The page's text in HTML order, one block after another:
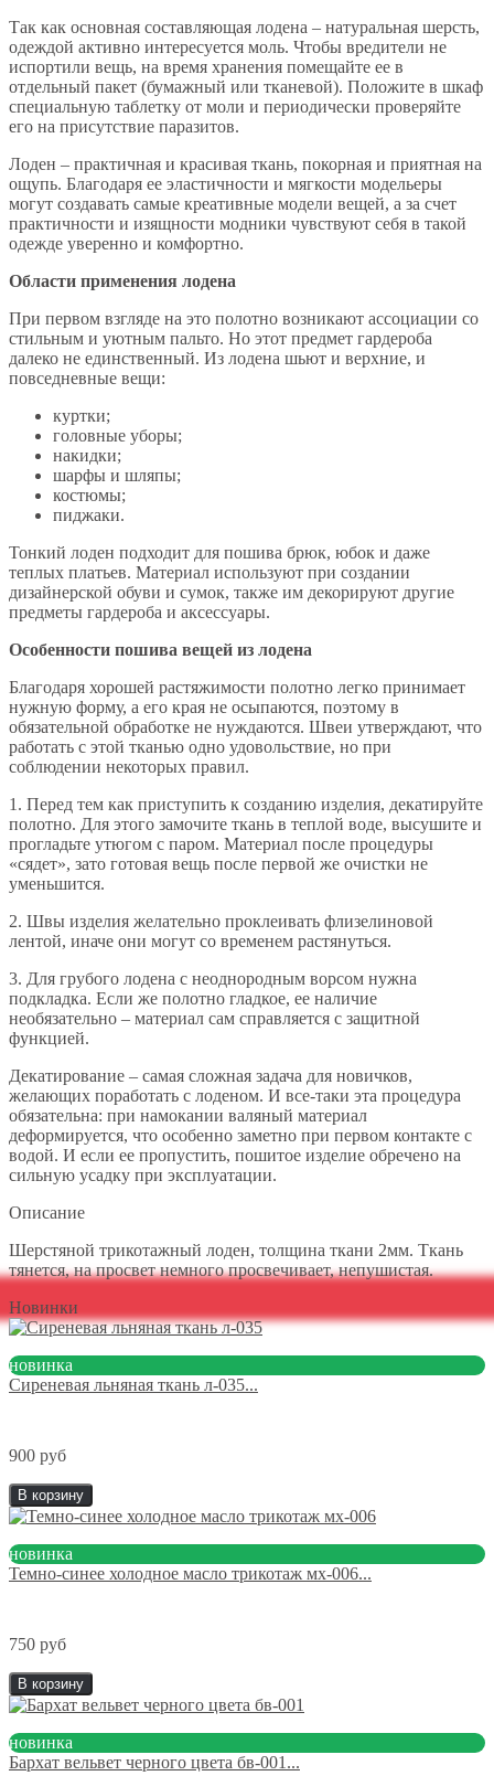
Так как основная составляющая лодена – натуральная шерсть,
одеждой активно интересуется моль. Чтобы вредители не
испортили вещь, на время хранения помещайте ее в
отдельный пакет (бумажный или тканевой). Положите в шкаф
специальную таблетку от моли и периодически проверяйте
его на присутствие паразитов.
Лоден – практичная и красивая ткань, покорная и приятная на
ощупь. Благодаря ее эластичности и мягкости модельеры
могут создавать самые креативные модели вещей, а за счет
практичности и изящности модники чувствуют себя в такой
одежде уверенно и комфортно.
Области применения лодена
При первом взгляде на это полотно возникают ассоциации со
стильным и уютным пальто. Но этот предмет гардероба
далеко не единственный. Из лодена шьют и верхние, и
повседневные вещи:
куртки;
головные уборы;
накидки;
шарфы и шляпы;
костюмы;
пиджаки.
Тонкий лоден подходит для пошива брюк, юбок и даже
теплых платьев. Материал используют при создании
дизайнерской обуви и сумок, также им декорируют другие
предметы гардероба и аксессуары.
Особенности пошива вещей из лодена
Благодаря хорошей растяжимости полотно легко принимает
нужную форму, а его края не осыпаются, поэтому в
обязательной обработке не нуждаются. Швеи утверждают, что
работать с этой тканью одно удовольствие, но при
соблюдении некоторых правил.
1. Перед тем как приступить к созданию изделия, декатируйте
полотно. Для этого замочите ткань в теплой воде, высушите и
прогладьте утюгом с паром. Материал после процедуры
«сядет», зато готовая вещь после первой же очистки не
уменьшится.
2. Швы изделия желательно проклеивать флизелиновой
лентой, иначе они могут со временем растянуться.
3. Для грубого лодена с неоднородным ворсом нужна
подкладка. Если же полотно гладкое, ее наличие
необязательно – материал сам справляется с защитной
функцией.
Декатирование – самая сложная задача для новичков,
желающих поработать с лоденом. И все-таки эта процедура
обязательна: при намокании валяный материал
деформируется, что особенно заметно при первом контакте с
водой. И если ее пропустить, пошитое изделие обречено на
сильную усадку при эксплуатации.
Описание
Шерстяной трикотажный лоден, толщина ткани 2мм. Ткань
тянется, на просвет немного просвечивает, непушистая.
Новинки
новинка
Сиреневая льняная ткань л-035...
900 руб
В корзину
новинка
Темно-синее холодное масло трикотаж мх-006...
750 руб
В корзину
новинка
Бархат вельвет черного цвета бв-001...